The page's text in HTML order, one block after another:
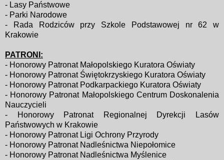
- Lasy Państwowe
- Parki Narodowe
- Rada Rodziców przy Szkole Podstawowej nr 62 w
Krakowie
PATRONI:
- Honorowy Patronat Małopolskiego Kuratora Oświaty
- Honorowy Patronat Świętokrzyskiego Kuratora Oświaty
- Honorowy Patronat Podkarpackiego Kuratora Oświaty
- Honorowy Patronat Małopolskiego Centrum Doskonalenia
Nauczycieli
- Honorowy Patronat Regionalnej Dyrekcji Lasów
Państwowych w Krakowie
- Honorowy Patronat Ligi Ochrony Przyrody
- Honorowy Patronat Nadleśnictwa Niepołomice
- Honorowy Patronat Nadleśnictwa Myślenice